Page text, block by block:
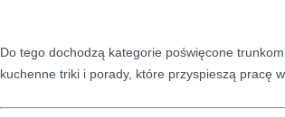
Do tego dochodzą kategorie poświęcone
kuchenne triki i porady, które przyspieszą pracę